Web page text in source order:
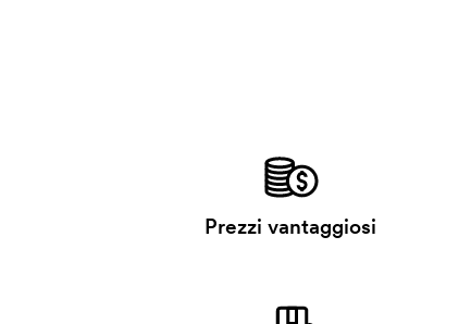
Prezzi vantaggiosi